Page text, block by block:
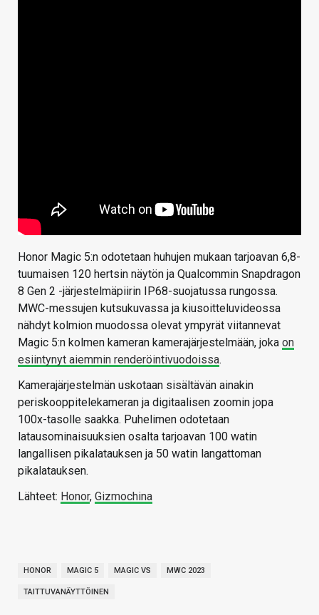
Honor Magic 5:n odotetaan huhujen mukaan tarjoavan 6,8-
tuumaisen 120 hertsin näytön ja Qualcommin Snapdragon
8 Gen 2 -järjestelmäpiirin IP68-suojatussa rungossa.
MWC-messujen kutsukuvassa ja kiusoitteluvideossa
nähdyt kolmion muodossa olevat ympyrät viitannevat
Magic 5:n kolmen kameran kamerajärjestelmään, joka on
esiintynyt aiemmin renderöintivuodoissa.
Kamerajärjestelmän uskotaan sisältävän ainakin
periskooppitelekameran ja digitaalisen zoomin jopa
100x-tasolle saakka. Puhelimen odotetaan
latausominaisuuksien osalta tarjoavan 100 watin
langallisen pikalatauksen ja 50 watin langattoman
pikalatauksen.
Lähteet: Honor, Gizmochina
HONOR MAGIC 5 MAGIC VS MWC 2023
TAITTUVANÄYTTÖINEN